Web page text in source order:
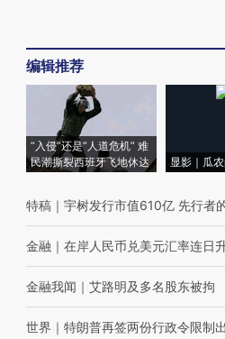
编辑推荐
“入侵”还是“人道危机” 难
民潮撕裂西班牙飞地休达
显影｜瓜
特稿 ｜ 宇树发行市值610亿 先行者
金融 ｜ 在岸人民币兑美元汇率连日
金融我闻 ｜ 艾路明及多名股东被拘
世界 ｜ 特朗普再签两份行政令限制